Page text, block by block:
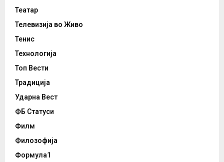
Театар
Телевизија во Живо
Тенис
Технологија
Топ Вести
Традиција
Ударна Вест
ФБ Статуси
Филм
Филозофија
Формула1